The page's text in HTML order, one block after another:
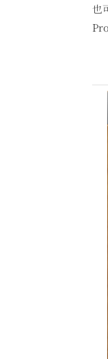
也